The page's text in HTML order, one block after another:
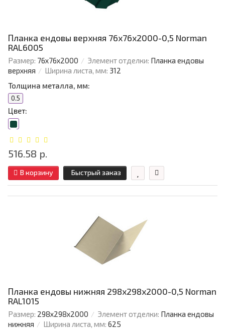
Планка ендовы верхняя 76х76х2000-0,5 Norman
RAL6005
Размер: 76х76х2000 Элемент отделки: Планка ендовы
верхняя
Ширина листа, мм: 312
Толщина металла, мм:
0.5
Цвет:
516.58 р.
В корзину Быстрый заказ
Планка ендовы нижняя 298х298х2000-0,5 Norman
RAL1015
Размер: 298х298х2000 Элемент отделки: Планка ендовы
нижняя
Ширина листа, мм: 625